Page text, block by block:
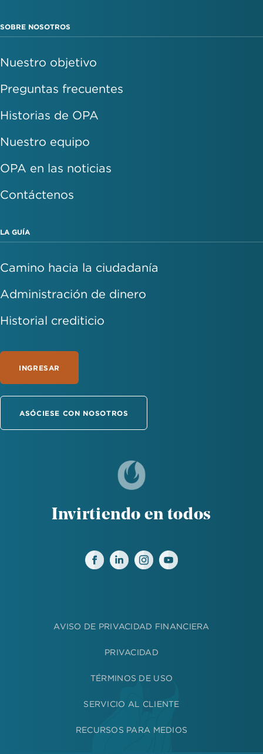
SOBRE NOSOTROS
Nuestro objetivo
Preguntas frecuentes
Historias de OPA
Nuestro equipo
OPA en las noticias
Contáctenos
LA GUÍA
Camino hacia la ciudadanía
Administración de dinero
Historial crediticio
INGRESAR
ASÓCIESE CON NOSOTROS
Invirtiendo en todos
AVISO DE PRIVACIDAD FINANCIERA
PRIVACIDAD
TÉRMINOS DE USO
SERVICIO AL CLIENTE
RECURSOS PARA MEDIOS